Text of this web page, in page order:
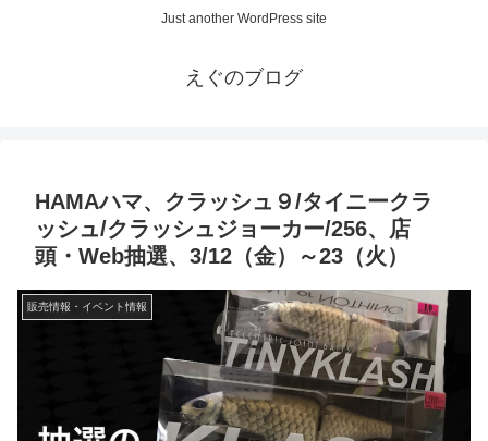
Just another WordPress site
えぐのブログ
HAMAハマ、クラッシュ９/タイニークラ
ッシュ/クラッシュジョーカー/256、店
頭・Web抽選、3/12（金）～23（火）
販売情報・イベント情報